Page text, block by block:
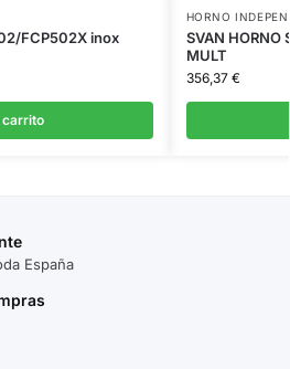
FCP502X inox
carrito
HORNO
SVAN HORNO
MULT
356,37 €
España